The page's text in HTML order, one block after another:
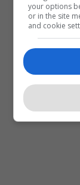
your options
or in the site
and cookie